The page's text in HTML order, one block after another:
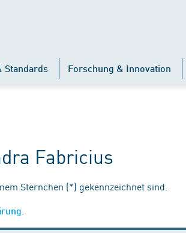
Standards Forschung & Innovation
Fabricius
Sternchen (*) gekennzeichnet sind.